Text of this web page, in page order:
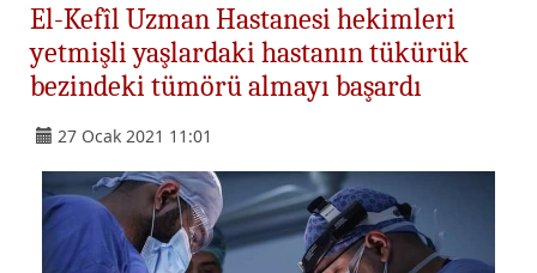
El-Kefîl Uzman Hastanesi hekimleri
yetmişli yaşlardaki hastanın tükürük
bezindeki tümörü almayı başardı
27 Ocak 2021 11:01